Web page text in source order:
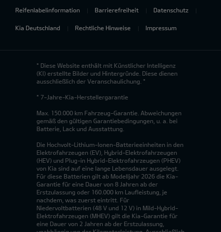
Reifenlabelinformation Barrierefreiheit Datenschutz
Kia Deutschland Rechtliche Hinweise Impressum
* Diese Website enthält mit Künstlicher Intelligenz
(KI) erstellte Bilder und Hintergründe. Diese dienen
ausschließlich der Veranschaulichung. *
* 7-Jahre-Kia-Herstellergarantie
Max. 150.000 km Fahrzeug-Garantie. Abweichungen
gemäß den gültigen Garantiebedingungen, u. a. bei
Batterie, Lack und Ausstattung.
Die Hochvolt-Lithium-Ionen-Batterieeinheiten in den
Elektrofahrzeugen (EV), Hybrid-Elektrofahrzeugen
(HEV) und Plug-in Hybrid-Elektrofahrzeugen (PHEV)
von Kia sind auf eine lange Lebensdauer ausgelegt.
Für diese Batterien gilt ab Modelljahr 2026 die Kia-
Garantie für eine Dauer von 8 Jahren ab der
Erstzulassung oder 160.000 km Laufleistung, je
nachdem, was zuerst eintritt. Für
Niedervoltbatterien (48 V und 12 V) in Mild-Hybrid-
Elektrofahrzeugen (MHEV) gilt die Kia-Garantie für
eine Dauer von 2 Jahren ab der Erstzulassung,